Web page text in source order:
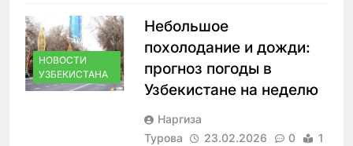
НОВОСТИ
УЗБЕКИСТАНА
Небольшое
похолодание и дожди:
прогноз погоды в
Узбекистане на неделю
Наргиза
Турова
23.02.2026 0
1